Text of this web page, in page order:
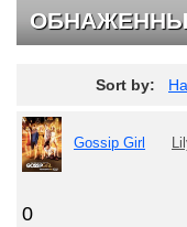
Sort by:
Gossip Girl
0